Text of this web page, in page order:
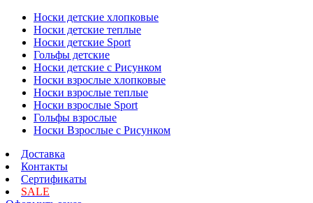
Носки детские хлопковые
Носки детские теплые
Носки детские Sport
Гольфы детские
Носки детские с Рисунком
Носки взрослые хлопковые
Носки взрослые теплые
Носки взрослые Sport
Гольфы взрослые
Носки Взрослые с Рисунком
Доставка
Контакты
Сертификаты
SALE